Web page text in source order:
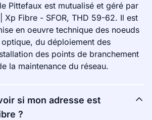
Pittefaux est mutualisé et géré par
Xp Fibre - SFOR, THD 59-62. Il est
en oeuvre technique des noeuds
du déploiement des
des points de branchement
la maintenance du réseau.
si mon adresse est
?